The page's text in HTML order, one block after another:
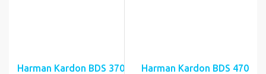
Harman Kardon BDS 370
Harman Kardon BDS 470